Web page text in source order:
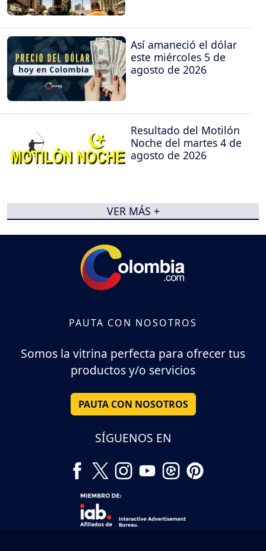
Así amaneció el dólar
este miércoles 5 de
agosto de 2026
Resultado del Motilón
Noche del martes 4 de
agosto de 2026
VER MÁS +
PAUTA CON NOSOTROS
Somos la vitrina perfecta para ofrecer tus
productos y/o servicios
PAUTA CON NOSOTROS
SÍGUENOS EN